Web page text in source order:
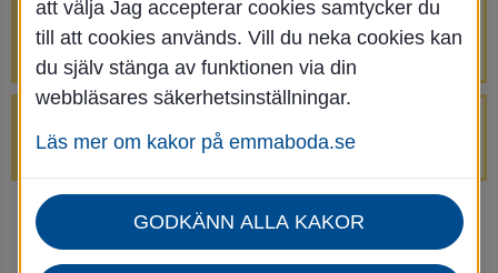
Tillfälliga avstängningar på Centrumtorget
v. 25-34
avstängda.
Startsida
Kommun & politik
Press- och informationsmaterial
Pressmeddelanden
att välja Jag accepterar cookies samtycker du
till att cookies används. Vill du neka cookies kan
du själv stänga av funktionen via din
webbläsares säkerhetsinställningar.
Läs mer om kakor på emmaboda.se
GODKÄNN ALLA KAKOR